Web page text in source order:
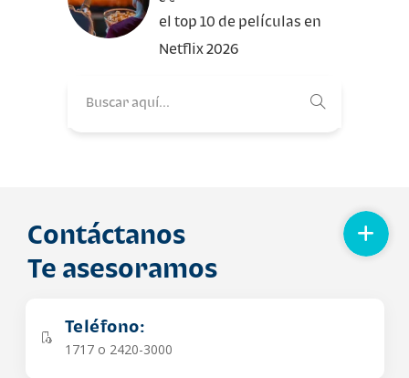
el top 10 de películas en
Netflix 2026
Contáctanos
Te asesoramos
Teléfono:
1717 o 2420-3000